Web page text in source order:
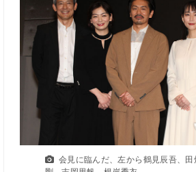
会見に臨んだ、左から鶴見辰吾、田